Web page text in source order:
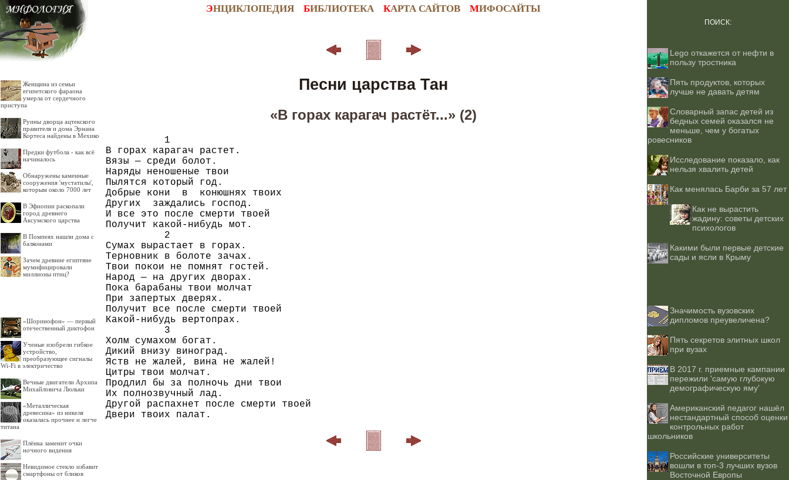
ЭНЦИКЛОПЕДИЯ БИБЛИОТЕКА КАРТА САЙТОВ МИФОСАЙТЫ
Женщина из семьи
египетского фараона
умерла от сердечного
приступа
Руины дворца ацтекского
правителя и дома Эрнана
Кортеса найдены в Мехико
Предки футбола - как всё
начиналось
Обнаружены каменные
сооружения 'мустатилы',
которым около 7000 лет
В Эфиопии раскопали
город древнего
Аксумского царства
В Помпеях нашли дома с
балконами
Зачем древние египтяне
мумифицировали
миллионы птиц?
«Шоринофон» — первый
отечественный диктофон
Ученые изобрели гибкое
устройство,
преобразующее сигналы
Wi-Fi в электричество
Вечные двигатели Архипа
Михайловича Люльки
«Металлическая
древесина» из никеля
оказалась прочнее и легче
титана
Плёнка заменит очки
ночного видения
Невидимое стекло избавит
смартфоны от бликов
Песни царства Тан
«В горах карагач растёт...» (2)
          1
В горах карагач растет.
Вязы — среди болот.
Наряды неношеные твои
Пылятся который год.
Добрые кони  в  конюшнях твоих
Других  заждались господ.
И все это после смерти твоей
Получит какой-нибудь мот.
          2
Сумах вырастает в горах.
Терновник в болоте зачах.
Твои покои не помнят гостей.
Народ — на других дворах.
Пока барабаны твои молчат
При запертых дверях.
Получит все после смерти твоей
Какой-нибудь вертопрах.
          3
Холм сумахом богат.
Дикий внизу виноград.
Яств не жалей, вина не жалей!
Цитры твои молчат.
Продлил бы за полночь дни твои
Их полнозвучный лад.
Другой распахнет после смерти твоей
ПОИСК:
Lego откажется от нефти в
пользу тростника
Пять продуктов, которых
лучше не давать детям
Словарный запас детей из
бедных семей оказался не
меньше, чем у богатых
ровесников
Исследование показало, как
нельзя хвалить детей
Как менялась Барби за 57 лет
Как не вырастить
жадину: советы детских
психологов
Какими были первые детские
сады и ясли в Крыму
Значимость вузовских
дипломов преувеличена?
Пять секретов элитных школ
при вузах
В 2017 г. приемные кампании
пережили 'самую глубокую
демографическую яму'
Американский педагог нашёл
нестандартный способ оценки
контрольных работ
школьников
Российские университеты
вошли в топ-3 лучших вузов
Восточной Европы